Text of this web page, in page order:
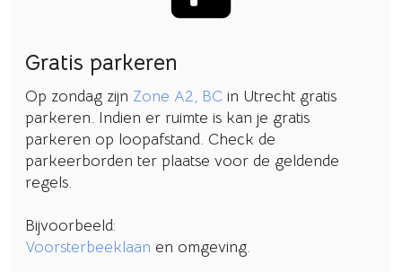
Gratis parkeren
Op zondag zijn Zone A2, BC in Utrecht gratis
parkeren. Indien er ruimte is kan je gratis
parkeren op loopafstand. Check de
parkeerborden ter plaatse voor de geldende
regels.
Bijvoorbeeld:
Voorsterbeeklaan en omgeving.